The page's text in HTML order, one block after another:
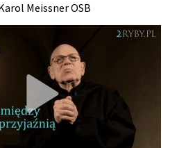
Meissner OSB